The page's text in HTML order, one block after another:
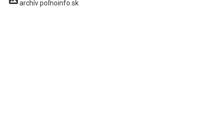
archív poľnoinfo.sk